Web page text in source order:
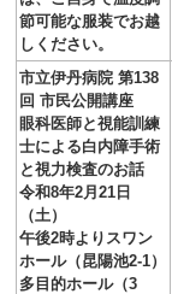
節可能な服装でお越
しください。
市立伊丹病院 第138
回 市民公開講座
眼科医師と視能訓練
士による白内障手術
と視力検査のお話
令和8年2月21日
（土）
午後2時よりスワン
ホール（昆陽池2-1）
多目的ホール（3